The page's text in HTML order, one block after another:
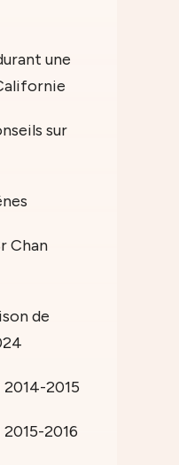
une
sur
Chan
de
2015
2016